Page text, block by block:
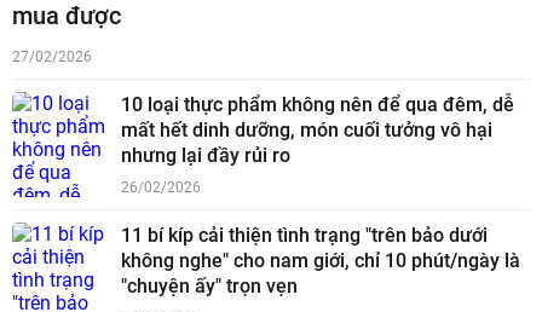
mua được
27/02/2026
10 loại thực phẩm không nên để qua đêm, dễ
mất hết dinh dưỡng, món cuối tưởng vô hại
nhưng lại đầy rủi ro
26/02/2026
11 bí kíp cải thiện tình trạng "trên bảo dưới
không nghe" cho nam giới, chỉ 10 phút/ngày là
"chuyện ấy" trọn vẹn